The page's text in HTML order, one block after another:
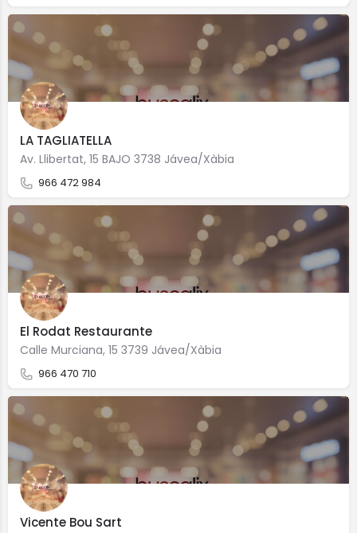
LA TAGLIATELLA
Av. Llibertat, 15 BAJO 3738 Jávea/Xàbia
966 472 984
El Rodat Restaurante
Calle Murciana, 15 3739 Jávea/Xàbia
966 470 710
Vicente Bou Sart